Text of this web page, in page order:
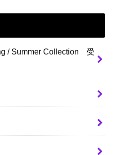
/ Summer Collection 受